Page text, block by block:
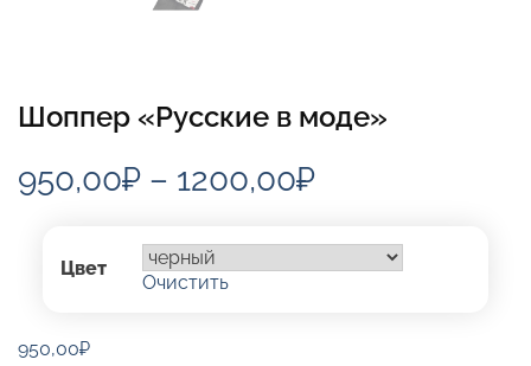
Шоппер «Русские в моде»
950,00₽ – 1200,00₽Диапазон
950,00₽
Цвет
Очистить
950,00₽